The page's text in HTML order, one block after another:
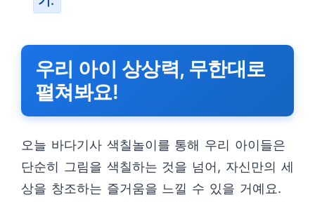
우리 아이 상상력, 무한대로
펼쳐봐요!
오늘 바다기사 색칠놀이를 통해 우리 아이들은
단순히 그림을 색칠하는 것을 넘어, 자신만의 세
상을 창조하는 즐거움을 느낄 수 있을 거예요.